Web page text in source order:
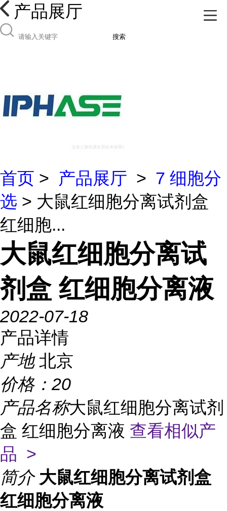
产品展厅
搜索
首页 > 产品展厅 > 7 细胞分
选 > 大鼠红细胞分离试剂盒
红细胞...
大鼠红细胞分离试
剂盒 红细胞分离液
2022-07-18
产品详情
产地 北京
价格： 20
产品名称大鼠红细胞分离试剂
盒 红细胞分离液 查看相似产
品 >
简介 大鼠红细胞分离试剂盒
红细胞分离液